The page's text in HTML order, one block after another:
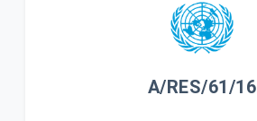
A/RES/61/16